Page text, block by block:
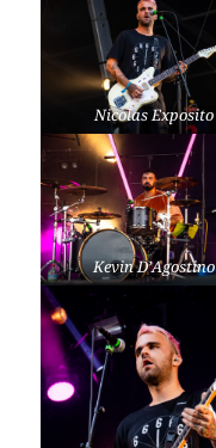
Nicolas Exposito
Kevin D’Agostino